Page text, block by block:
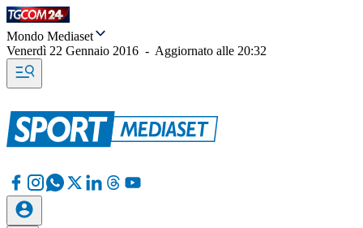
Mondo Mediaset
Venerdì 22 Gennaio 2016 - Aggiornato alle 20:32